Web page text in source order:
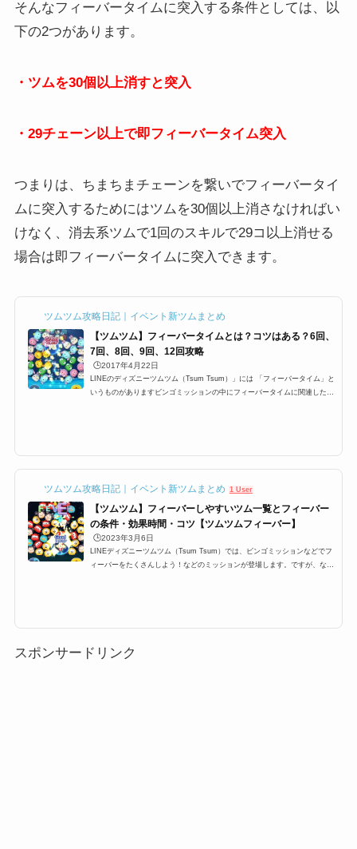
そんなフィーバータイムに突入する条件としては、以
下の2つがあります。
・ツムを30個以上消すと突入
・29チェーン以上で即フィーバータイム突入
つまりは、ちまちまチェーンを繋いでフィーバータイ
ムに突入するためにはツムを30個以上消さなければい
けなく、消去系ツムで1回のスキルで29コ以上消せる
場合は即フィーバータイムに突入できます。
ツムツム攻略日記｜イベント新ツムまとめ
【ツムツム】フィーバータイムとは？コツはある？6回、
7回、8回、9回、12回攻略
🕒️2017年4月22日
LINEのディズニーツムツム（Tsum Tsum）」には 「フィーバータイム」と
いうものがありますビンゴミッションの中にフィーバータイムに関連したミ
ツムツム攻略日記｜イベント新ツムまとめ 1 User
【ツムツム】フィーバーしやすいツム一覧とフィーバー
の条件・効果時間・コツ【ツムツムフィーバー】
🕒️2023年3月6日
LINEディズニーツムツム（Tsum Tsum）では、ビンゴミッションなどでフ
ィーバーをたくさんしよう！などのミッションが登場します。ですが、なか
らに、ビンゴミッションやイベ...
スポンサードリンク